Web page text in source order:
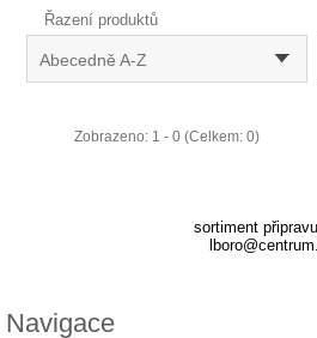
Řazení produktů
Abecedně A-Z
Zobrazeno: 1 - 0 (Celkem: 0)
sortiment
Navigace